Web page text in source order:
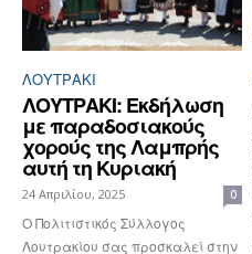
ΛΟΥΤΡΆΚΙ
ΛΟΥΤΡΑΚΙ: Εκδήλωση
με παραδοσιακούς
χορούς της Λαμπρής
αυτή τη Κυριακή
24 Απριλίου, 2025 0
Ο Πολιτιστικός Σύλλογος
Λουτρακίου σας προσκαλεί στην